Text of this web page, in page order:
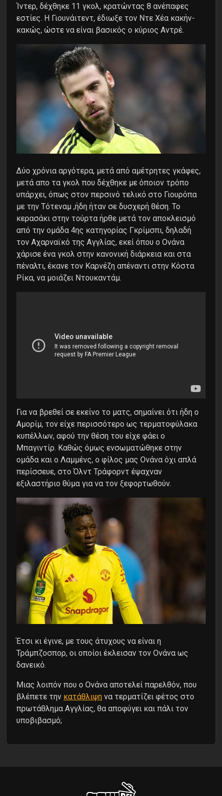
Ίντερ, δέχθηκε 11 γκολ, κρατώντας 8 ανέπαφες
εστίες. Η Γιουνάιτεντ, έδιωξε τον Ντε Χέα κακήν-
κακώς, ώστε να είναι βασικός ο κύριος Αντρέ.
Δύο χρόνια αργότερα, μετά από αμέτρητες γκάφες,
μετά απο τα γκολ που δέχθηκε με όποιον τρόπο
υπάρχει, όπως στον περσινό τελικό στο Γιουρόπα
με την Τότεναμ ,ήδη ήταν σε δυσχερή θέση. Το
κερασάκι στην τούρτα ήρθε μετά τον αποκλεισμό
από την ομάδα 4ης κατηγορίας Γκρίμσπι, δηλαδή
τον Αχαρναϊκό της Αγγλίας, εκεί όπου ο Ονάνα
χάρισε ένα γκολ στην κανονική διάρκεια και στα
πέναλτι, έκανε τον Καρνέζη απέναντι στην Κόστα
Ρίκα, να μοιάζει Ντουκαντάμ.
Για να βρεθεί σε εκείνο το ματς, σημαίνει ότι ήδη ο
Αμορίμ, τον είχε περισσότερο ως τερματοφύλακα
κυπέλλων, αφού την θέση του είχε φάει ο
Μπαγιντίρ. Καθώς όμως ενσωματώθηκε στην
ομάδα και ο Λαμμένς, ο φίλος μας Ονάνα όχι απλά
περίσσευε, στο Όλντ Τράφορντ έψαχναν
εξιλαστήριο θύμα για να τον ξεφορτωθούν.
Έτσι κι έγινε, με τους άτυχους να είναι η
Τράμπζοσπορ, οι οποίοι έκλεισαν τον Ονάνα ως
δανεικό.
Μιας λοιπόν που ο Ονάνα αποτελεί παρελθόν, που
βλέπετε την κατάθλιψη να τερματίζει φέτος στο
πρωτάθλημα Αγγλίας, θα αποφύγει και πάλι τον
υποβιβασμό;